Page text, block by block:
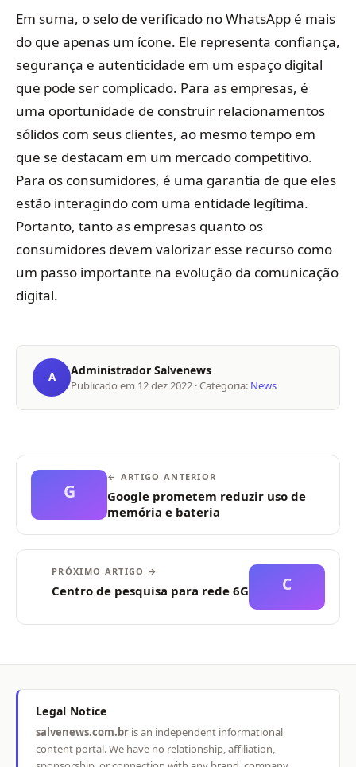
Em suma, o selo de verificado no WhatsApp é mais
do que apenas um ícone. Ele representa confiança,
segurança e autenticidade em um espaço digital
que pode ser complicado. Para as empresas, é
uma oportunidade de construir relacionamentos
sólidos com seus clientes, ao mesmo tempo em
que se destacam em um mercado competitivo.
Para os consumidores, é uma garantia de que eles
estão interagindo com uma entidade legítima.
Portanto, tanto as empresas quanto os
consumidores devem valorizar esse recurso como
um passo importante na evolução da comunicação
digital.
A Administrador Salvenews
Publicado em 12 dez 2022 · Categoria: News
G
← ARTIGO ANTERIOR
Google prometem reduzir uso de
memória e bateria
C
PRÓXIMO ARTIGO →
Centro de pesquisa para rede 6G
Legal Notice
salvenews.com.br is an independent informational
content portal. We have no relationship, affiliation,